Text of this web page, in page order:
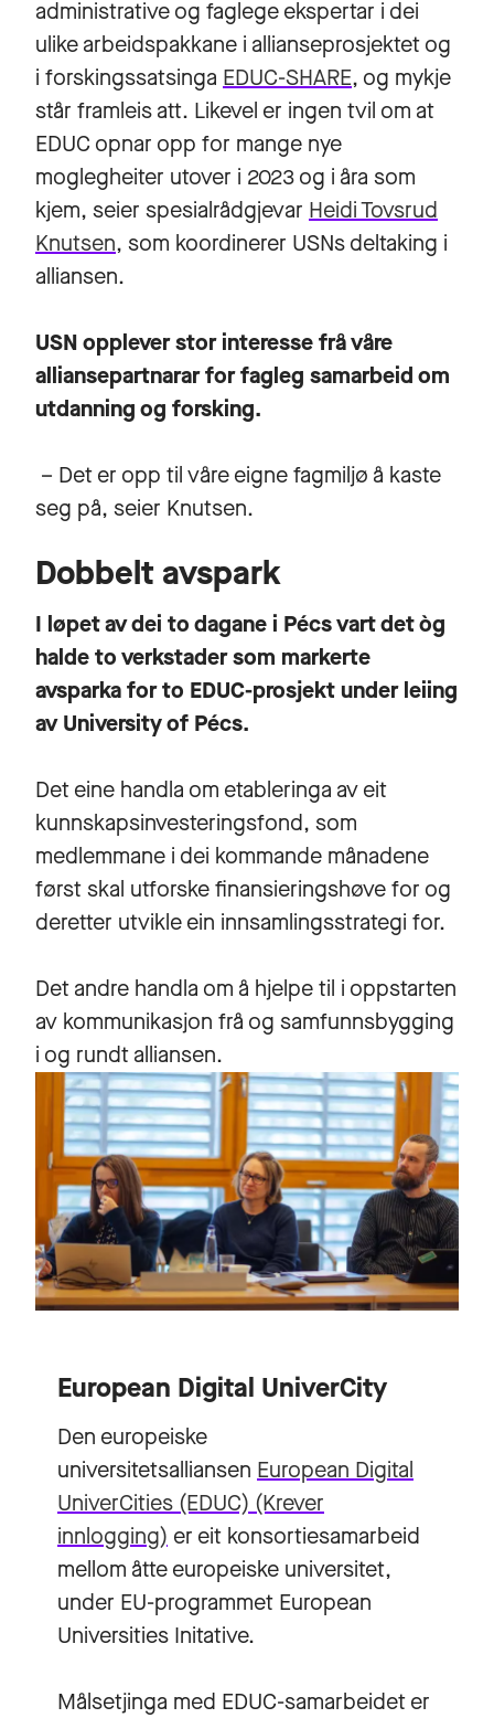
administrative og faglege ekspertar i dei
ulike arbeidspakkane i allianseprosjektet og
i forskingssatsinga EDUC-SHARE, og mykje
står framleis att. Likevel er ingen tvil om at
EDUC opnar opp for mange nye
moglegheiter utover i 2023 og i åra som
kjem, seier spesialrådgjevar Heidi Tovsrud
Knutsen, som koordinerer USNs deltaking i
alliansen.
USN opplever stor interesse frå våre
alliansepartnarar for fagleg samarbeid om
utdanning og forsking.
– Det er opp til våre eigne fagmiljø å kaste
seg på, seier Knutsen.
Dobbelt avspark
I løpet av dei to dagane i Pécs vart det òg
halde to verkstader som markerte
avsparka for to EDUC-prosjekt under leiing
av University of Pécs.
Det eine handla om etableringa av eit
kunnskapsinvesteringsfond, som
medlemmane i dei kommande månadene
først skal utforske finansieringshøve for og
deretter utvikle ein innsamlingsstrategi for.
Det andre handla om å hjelpe til i oppstarten
av kommunikasjon frå og samfunnsbygging
i og rundt alliansen.
European Digital UniverCity
Den europeiske
universitetsalliansen European Digital
UniverCities (EDUC) (Krever
innlogging) er eit konsortiesamarbeid
mellom åtte europeiske universitet,
under EU-programmet European
Universities Initative.
Målsetjinga med EDUC-samarbeidet er